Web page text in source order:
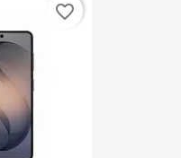
favorite_border